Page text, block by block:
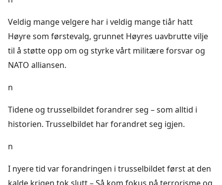
Veldig mange velgere har i veldig mange tiår hatt
Høyre som førstevalg, grunnet Høyres uavbrutte vilje
til å støtte opp om og styrke vårt militære forsvar og
NATO alliansen.
n
Tidene og trusselbildet forandrer seg – som alltid i
historien. Trusselbildet har forandret seg igjen.
n
I nyere tid var forandringen i trusselbildet først at den
kalde krigen tok slutt – Så kom fokus på terrorisme og